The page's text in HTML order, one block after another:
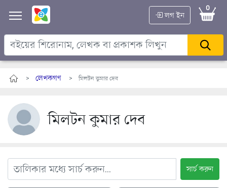
লগ ইন
0
> লেখকগণ > মিলটন কুমার দেব
মিলটন কুমার দেব
সার্চ করুন